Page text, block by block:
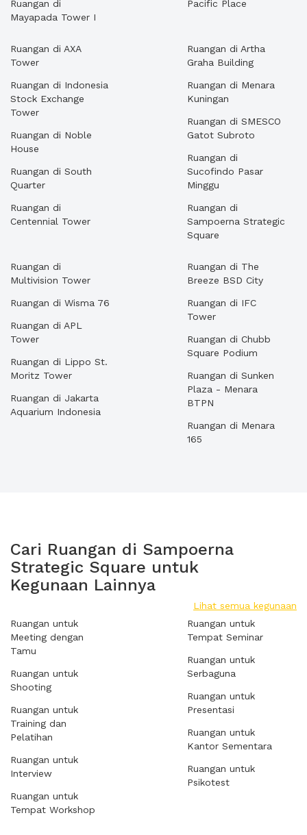
Ruangan di
Mayapada Tower I
Pacific Place
Ruangan di AXA
Tower
Ruangan di Indonesia
Stock Exchange
Tower
Ruangan di Noble
House
Ruangan di South
Quarter
Ruangan di
Centennial Tower
Ruangan di Artha
Graha Building
Ruangan di Menara
Kuningan
Ruangan di SMESCO
Gatot Subroto
Ruangan di
Sucofindo Pasar
Minggu
Ruangan di
Sampoerna Strategic
Square
Ruangan di
Multivision Tower
Ruangan di Wisma 76
Ruangan di APL
Tower
Ruangan di Lippo St.
Moritz Tower
Ruangan di Jakarta
Aquarium Indonesia
Ruangan di The
Breeze BSD City
Ruangan di IFC
Tower
Ruangan di Chubb
Square Podium
Ruangan di Sunken
Plaza - Menara
BTPN
Ruangan di Menara
165
Cari Ruangan di Sampoerna
Strategic Square untuk
Kegunaan Lainnya
Lihat semua kegunaan
Ruangan untuk
Meeting dengan
Tamu
Ruangan untuk
Shooting
Ruangan untuk
Training dan
Pelatihan
Ruangan untuk
Interview
Ruangan untuk
Tempat Workshop
Ruangan untuk
Tempat Seminar
Ruangan untuk
Serbaguna
Ruangan untuk
Presentasi
Ruangan untuk
Kantor Sementara
Ruangan untuk
Psikotest